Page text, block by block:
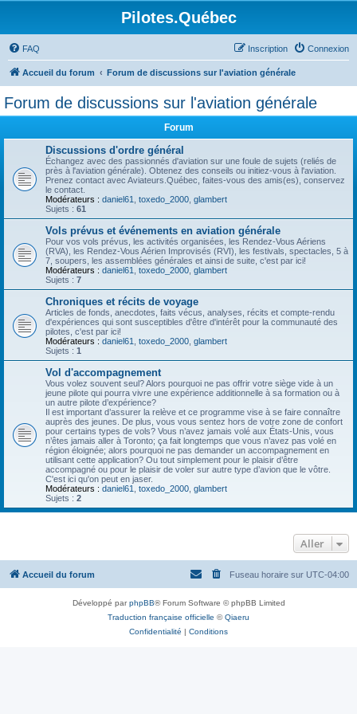
Pilotes.Québec
FAQ Connexion
Inscription
Accueil du forum Forum de discussions sur l'aviation générale
Forum de discussions sur l'aviation générale
Forum
Discussions d'ordre général
Échangez avec des passionnés d'aviation sur une foule de sujets (reliés de
près à l'aviation générale). Obtenez des conseils ou initiez-vous à l'aviation.
Prenez contact avec Aviateurs.Québec, faites-vous des amis(es), conservez
le contact.
Modérateurs : daniel61 toxedo_2000 glambert
Sujets : 61
Vols prévus et événements en aviation générale
Pour vos vols prévus, les activités organisées, les Rendez-Vous Aériens
(RVA), les Rendez-Vous Aérien Improvisés (RVI), les festivals, spectacles, 5 à
7, soupers, les assemblées générales et ainsi de suite, c'est par ici!
Modérateurs : daniel61 toxedo_2000 glambert
Sujets : 7
Chroniques et récits de voyage
Articles de fonds, anecdotes, faits vécus, analyses, récits et compte-rendu
d'expériences qui sont susceptibles d'être d'intérêt pour la communauté des
pilotes, c'est par ici!
Modérateurs : daniel61 toxedo_2000 glambert
Sujets : 1
Vol d'accompagnement
Vous volez souvent seul? Alors pourquoi ne pas offrir votre siège vide à un
jeune pilote qui pourra vivre une expérience additionnelle à sa formation ou à
un autre pilote d’expérience?
Il est important d’assurer la relève et ce programme vise à se faire connaître
auprès des jeunes. De plus, vous vous sentez hors de votre zone de confort
pour certains types de vols? Vous n’avez jamais volé aux États-Unis, vous
n’êtes jamais aller à Toronto; ça fait longtemps que vous n’avez pas volé en
région éloignée; alors pourquoi ne pas demander un accompagnement en
utilisant cette application? Ou tout simplement pour le plaisir d’être
accompagné ou pour le plaisir de voler sur autre type d’avion que le vôtre.
C'est ici qu'on peut en jaser.
Modérateurs : daniel61 toxedo_2000 glambert
Sujets : 2
Aller
Accueil du forum Fuseau horaire sur UTC-04:00
Développé parphpBB® Forum Software © phpBB Limited
Traduction française officielle ©Qiaeru
Confidentialité | Conditions